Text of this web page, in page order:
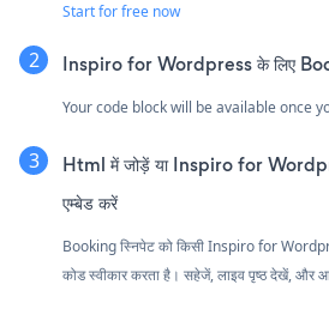
Start for free now
Inspiro for Wordpress के लिए
Your code block will be available once
Html में जोड़ें या Inspiro for
एम्बेड करें
Booking स्निपेट को किसी Inspiro for
कोड स्वीकार करता है। सहेजें, लाइव पृष्ठ देखें, और